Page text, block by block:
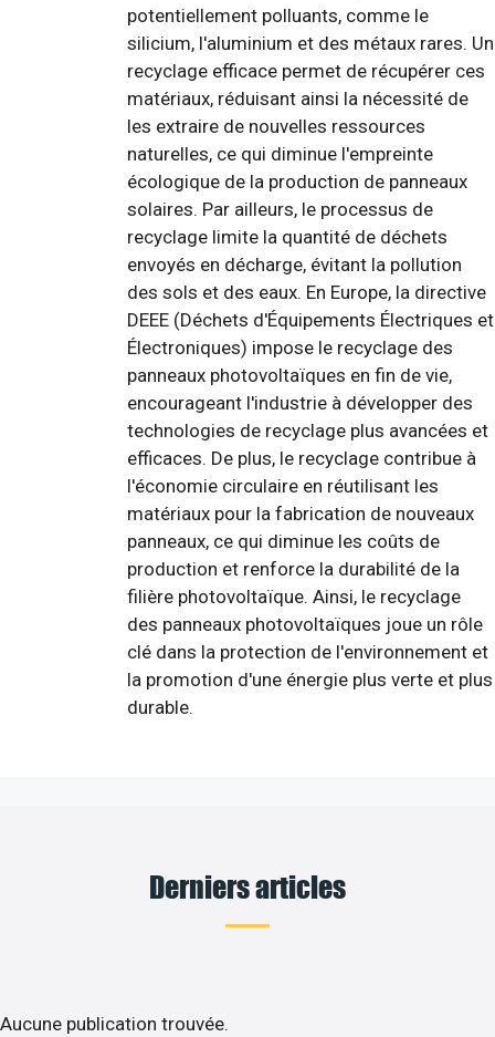
potentiellement polluants, comme le
silicium, l'aluminium et des métaux rares. Un
recyclage efficace permet de récupérer ces
matériaux, réduisant ainsi la nécessité de
les extraire de nouvelles ressources
naturelles, ce qui diminue l'empreinte
écologique de la production de panneaux
solaires. Par ailleurs, le processus de
recyclage limite la quantité de déchets
envoyés en décharge, évitant la pollution
des sols et des eaux. En Europe, la directive
DEEE (Déchets d'Équipements Électriques et
Électroniques) impose le recyclage des
panneaux photovoltaïques en fin de vie,
encourageant l'industrie à développer des
technologies de recyclage plus avancées et
efficaces. De plus, le recyclage contribue à
l'économie circulaire en réutilisant les
matériaux pour la fabrication de nouveaux
panneaux, ce qui diminue les coûts de
production et renforce la durabilité de la
filière photovoltaïque. Ainsi, le recyclage
des panneaux photovoltaïques joue un rôle
clé dans la protection de l'environnement et
la promotion d'une énergie plus verte et plus
durable.
Derniers articles
Aucune publication trouvée.